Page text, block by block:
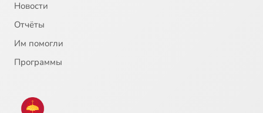
Новости
Отчёты
Им помогли
Программы